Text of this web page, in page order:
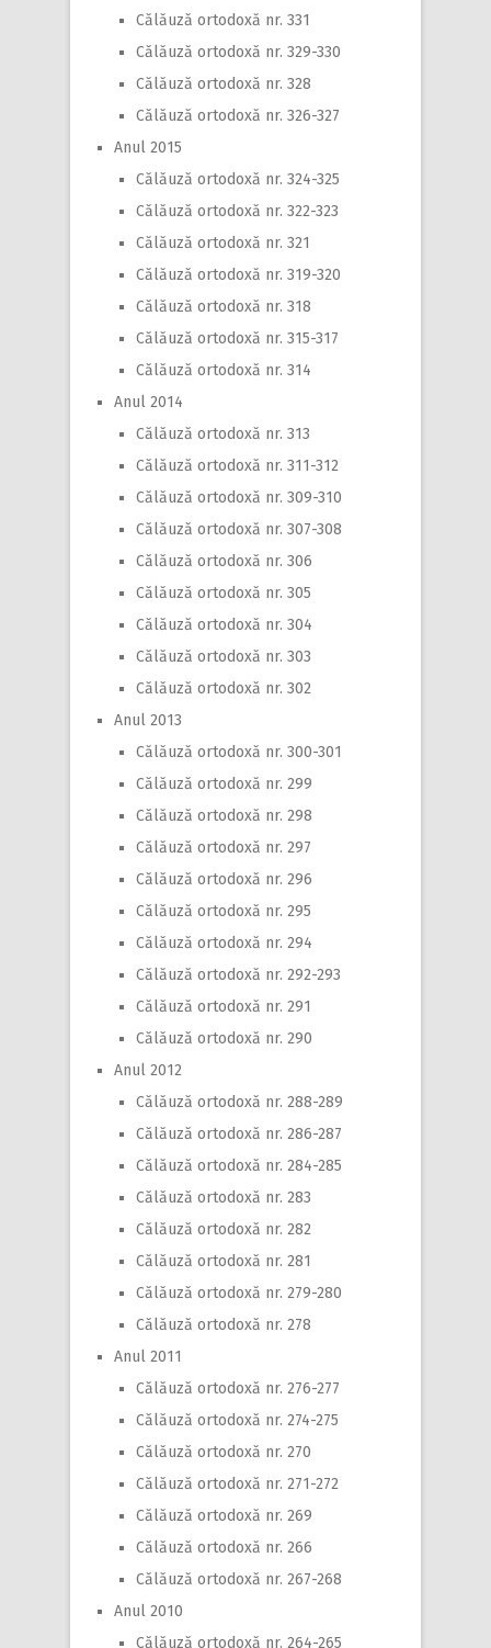
Călăuză ortodoxă nr. 331
Călăuză ortodoxă nr. 329-330
Călăuză ortodoxă nr. 328
Călăuză ortodoxă nr. 326-327
Anul 2015
Călăuză ortodoxă nr. 324-325
Călăuză ortodoxă nr. 322-323
Călăuză ortodoxă nr. 321
Călăuză ortodoxă nr. 319-320
Călăuză ortodoxă nr. 318
Călăuză ortodoxă nr. 315-317
Călăuză ortodoxă nr. 314
Anul 2014
Călăuză ortodoxă nr. 313
Călăuză ortodoxă nr. 311-312
Călăuză ortodoxă nr. 309-310
Călăuză ortodoxă nr. 307-308
Călăuză ortodoxă nr. 306
Călăuză ortodoxă nr. 305
Călăuză ortodoxă nr. 304
Călăuză ortodoxă nr. 303
Călăuză ortodoxă nr. 302
Anul 2013
Călăuză ortodoxă nr. 300-301
Călăuză ortodoxă nr. 299
Călăuză ortodoxă nr. 298
Călăuză ortodoxă nr. 297
Călăuză ortodoxă nr. 296
Călăuză ortodoxă nr. 295
Călăuză ortodoxă nr. 294
Călăuză ortodoxă nr. 292-293
Călăuză ortodoxă nr. 291
Călăuză ortodoxă nr. 290
Anul 2012
Călăuză ortodoxă nr. 288-289
Călăuză ortodoxă nr. 286-287
Călăuză ortodoxă nr. 284-285
Călăuză ortodoxă nr. 283
Călăuză ortodoxă nr. 282
Călăuză ortodoxă nr. 281
Călăuză ortodoxă nr. 279-280
Călăuză ortodoxă nr. 278
Anul 2011
Călăuză ortodoxă nr. 276-277
Călăuză ortodoxă nr. 274-275
Călăuză ortodoxă nr. 270
Călăuză ortodoxă nr. 271-272
Călăuză ortodoxă nr. 269
Călăuză ortodoxă nr. 266
Călăuză ortodoxă nr. 267-268
Anul 2010
Călăuză ortodoxă nr. 264-265